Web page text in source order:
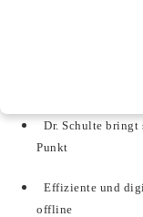
Dr. Schulte bringt
Punkt
Effiziente und
offline